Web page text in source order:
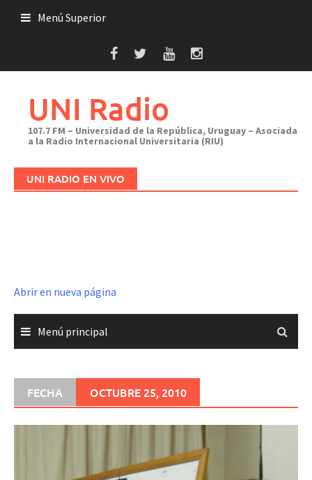
Menú Superior
UNI Radio
107.7 FM – Universidad de la República, Uruguay – Asociada
a la Radio Internacional Universitaria (RIU)
UNI RADIO EN VIVO
Abrir en nueva página
Menú principal
FECHA OCTUBRE 25, 2010